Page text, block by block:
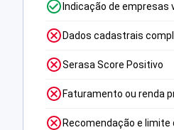
Indicação de empresas
Dados cadastrais
Serasa Score Positivo
Faturamento ou renda
Recomendação e limite